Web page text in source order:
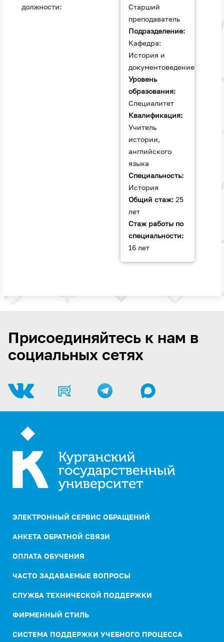
должности:
Старший
преподаватель
Подразделение:
Кафедра:
История и
документоведение
Уровень
образования:
Специалитет
Квалификация:
Учитель
истории,
английского
языка
Специальность:
История
Общий стаж: 25
лет
Стаж работы по
специальности:
16 лет
Присоединяйтесь к нам в
социальных сетях
ЭЛЕКТРОННЫЙ СЕРВИС ОБРАЩЕНИЙ
АНКЕТА ОБРАТНОЙ СВЯЗИ
ОПЛАТА ОБУЧЕНИЯ
ЧАСТО ЗАДАВАЕМЫЕ ВОПРОСЫ
СЛУЖБА ТЕХНИЧЕСКОЙ ПОДДЕРЖКИ
ФИРМЕННЫЙ СТИЛЬ
СИСТЕМА ПОДДЕРЖКИ УЧЕБНОГО ПРОЦЕССА